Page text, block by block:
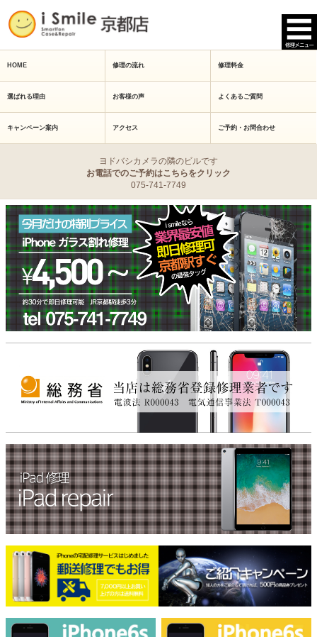
HOME 修理の流れ 修理料金
選ばれる理由 お客様の声 よくあるご質問
キャンペーン案内 アクセス ご予約・お問合わせ
ヨドバシカメラの隣のビルです
お電話でのご予約はこちらをクリック
075-741-7749